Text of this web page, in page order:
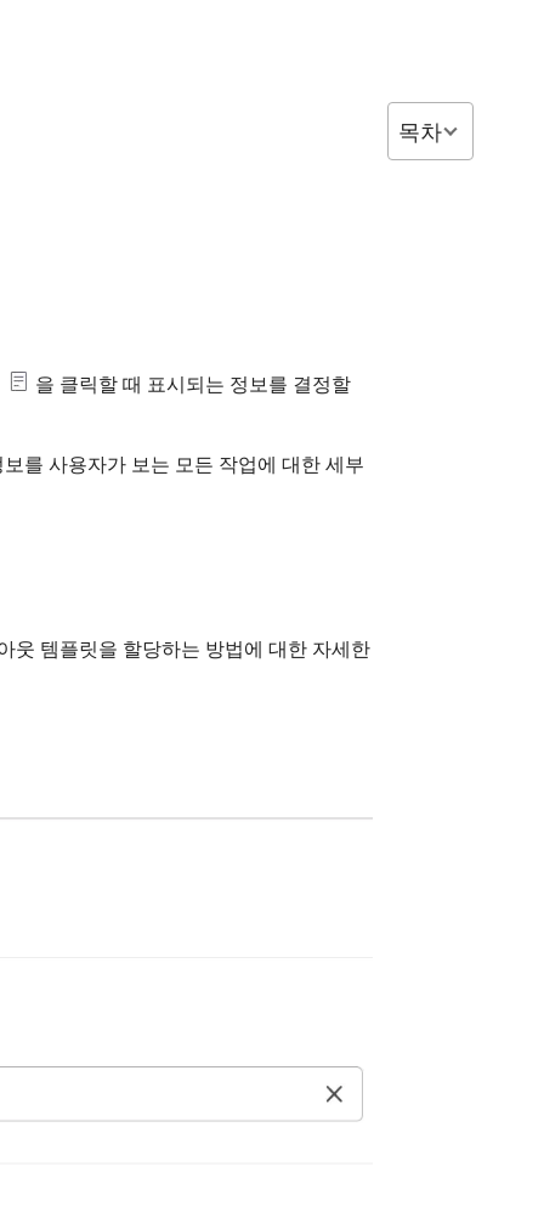
을 클릭할 때 표시되는 정보를 결정할
를 사용자가 보는 모든 작업에 대한 세부
웃 템플릿을 할당하는 방법에 대한 자세한
목차